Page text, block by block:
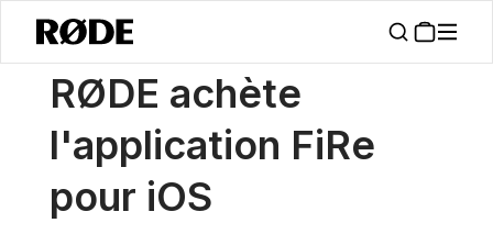
Nouvelles / RØDE Achète L'application FiRe Pour IOS
RØDE achète
l'application FiRe
pour iOS